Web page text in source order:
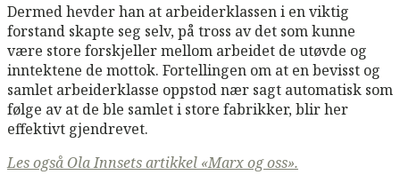
Dermed hevder han at arbeiderklassen i en viktig
forstand skapte seg selv, på tross av det som kunne
være store forskjeller mellom arbeidet de utøvde og
inntektene de mottok. Fortellingen om at en bevisst og
samlet arbeiderklasse oppstod nær sagt automatisk som
følge av at de ble samlet i store fabrikker, blir her
effektivt gjendrevet.
Les også Ola Innsets artikkel «Marx og oss».